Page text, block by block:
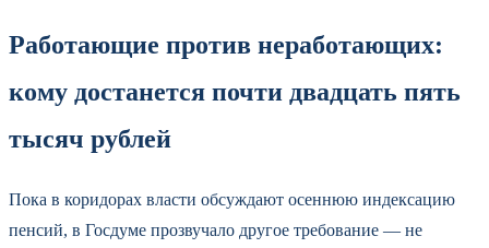
Работающие против неработающих:
кому достанется почти двадцать пять
тысяч рублей
Пока в коридорах власти обсуждают осеннюю индексацию
пенсий, в Госдуме прозвучало другое требование — не